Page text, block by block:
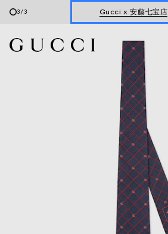
3/3 Gucci x 安藤七宝店